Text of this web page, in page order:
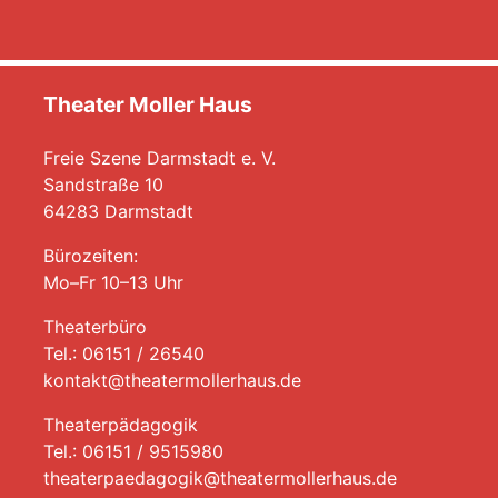
Theater Moller Haus
Freie Szene Darmstadt e. V.
Sandstraße 10
64283 Darmstadt
Bürozeiten:
Mo–Fr 10–13 Uhr
Theaterbüro
Tel.: 06151 / 26540
kontakt@theatermollerhaus.de
Theaterpädagogik
Tel.: 06151 / 9515980
theaterpaedagogik@theatermollerhaus.de